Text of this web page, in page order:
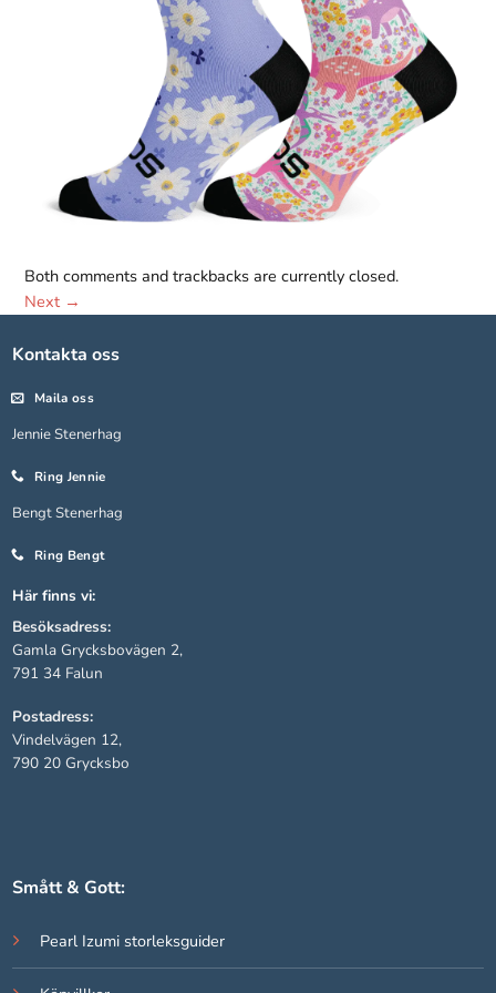
Both comments and trackbacks are currently closed.
Next →
Kontakta oss
Maila oss
Jennie Stenerhag
Ring Jennie
Bengt Stenerhag
Ring Bengt
Här finns vi:
Besöksadress:
Gamla Grycksbovägen 2,
791 34 Falun
Postadress:
Vindelvägen 12,
790 20 Grycksbo
Smått & Gott:
Pearl Izumi storleksguider
Nödvändiga
Dessa kakor
välja bort.
för att
över huvud
fungera.
Statistik
kunna
förbättra
hemsidans
funktionalitet
uppbyggnad,
baserat på
hur hemsidan
För att vår
bra som
möjligt under